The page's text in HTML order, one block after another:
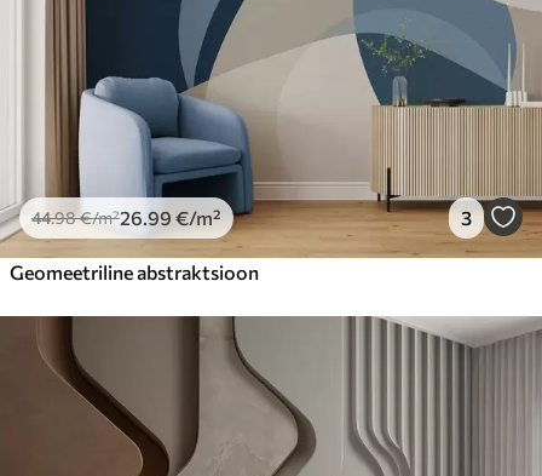
44.98€/m²26 .99 €/m² 3
Geomeetriline abstraktsioon